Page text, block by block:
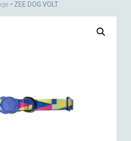
• ZEE DOG VOLT